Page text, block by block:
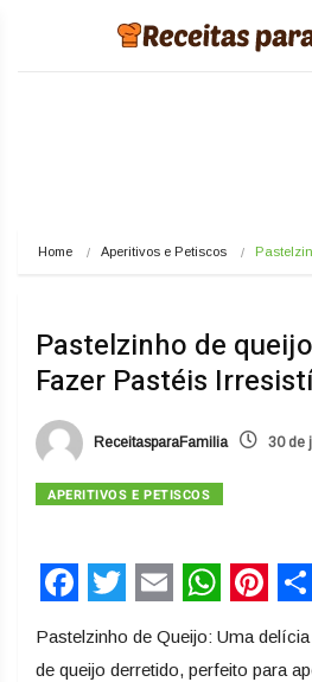
Home Aperitivos e Petiscos
Pastelzinho de
Fazer Pastéis
ReceitasparaFamilia 30 de
APERITIVOS E PETISCOS
Facebook
Twitter
Email
Pastelzinho de Queijo: Uma
de queijo derretido, perfeito para